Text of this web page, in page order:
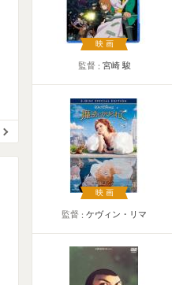
映画
監督 宮崎 駿
映画
監督 ケヴィン・リマ